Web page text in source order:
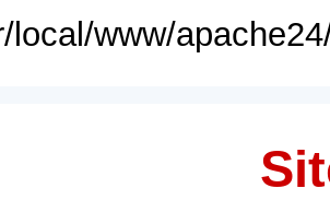
local/www/